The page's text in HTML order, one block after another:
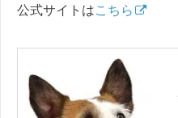
公式サイトはこちら